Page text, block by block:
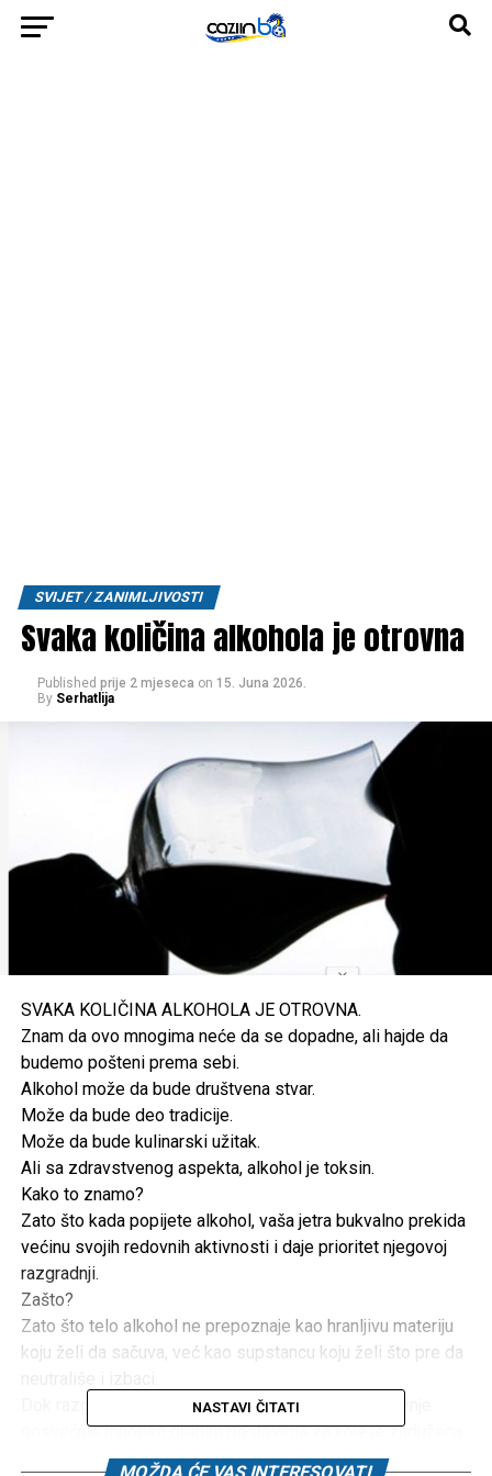
SVIJET / ZANIMLJIVOSTI
Svaka količina alkohola je otrovna
Published prije 2 mjeseca on 15. Juna 2026.
By Serhatlija
SVAKA KOLIČINA ALKOHOLA JE OTROVNA.
Znam da ovo mnogima neće da se dopadne, ali hajde da
budemo pošteni prema sebi.
Alkohol može da bude društvena stvar.
Može da bude deo tradicije.
Može da bude kulinarski užitak.
Ali sa zdravstvenog aspekta, alkohol je toksin.
Kako to znamo?
Zato što kada popijete alkohol, vaša jetra bukvalno prekida
većinu svojih redovnih aktivnosti i daje prioritet njegovoj
razgradnji.
Zašto?
Zato što telo alkohol ne prepoznaje kao hranljivu materiju
koju želi da sačuva, već kao supstancu koju želi što pre da
Dok razgrađuje alkohol, jetra privremeno manje pažnje
posvećuje mnogim drugim poslovima za koje je zadužena:
* regulaciji šećera u krvi
NASTAVI ČITATI